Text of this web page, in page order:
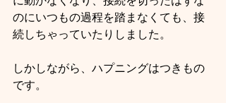
のにいつもの過程を踏まなくても、接
続しちゃっていたりしました。
しかしながら、ハプニングはつきもの
です。